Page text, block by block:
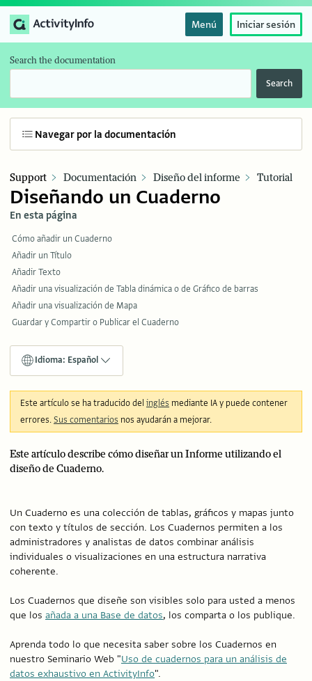
Menú Iniciar sesión
Search the documentation
Search
Navegar por la documentación
Support Documentación Diseño del informe Tutorial
Diseñando un Cuaderno
En esta página
Cómo añadir un Cuaderno
Añadir un Título
Añadir Texto
Añadir una visualización de Tabla dinámica o de Gráfico de barras
Añadir una visualización de Mapa
Guardar y Compartir o Publicar el Cuaderno
Idioma: Español
Este artículo se ha traducido del inglés mediante IA y puede contener
errores.Sus comentarios nos ayudarán a mejorar.
Este artículo describe cómo diseñar un Informe utilizando el
diseño de Cuaderno.
Un Cuaderno es una colección de tablas, gráficos y mapas junto
con texto y títulos de sección. Los Cuadernos permiten a los
administradores y analistas de datos combinar análisis
individuales o visualizaciones en una estructura narrativa
coherente.
Los Cuadernos que diseñe son visibles solo para usted a menos
que los añada a una Base de datos, los comparta o los publique.
Aprenda todo lo que necesita saber sobre los Cuadernos en
nuestro Seminario Web "Uso de cuadernos para un análisis de
datos exhaustivo en ActivityInfo".